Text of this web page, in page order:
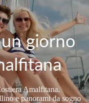
giorno
Amalfitana.
e panorami da sogno